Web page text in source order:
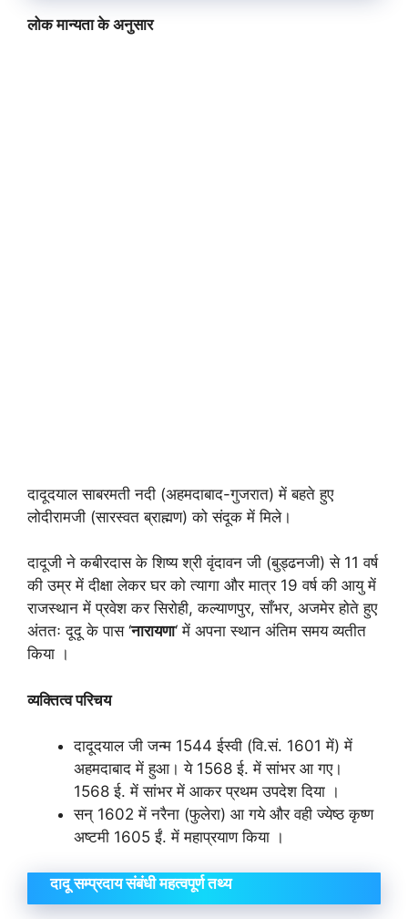
लोक मान्यता के अनुसार
दादूदयाल साबरमती नदी (अहमदाबाद-गुजरात) में बहते हुए
लोदीरामजी (सारस्वत ब्राह्मण) को संदूक में मिले।
दादूजी ने कबीरदास के शिष्य श्री वृंदावन जी (बुड्ढनजी) से 11 वर्ष
की उम्र में दीक्षा लेकर घर को त्यागा और मात्र 19 वर्ष की आयु में
राजस्थान में प्रवेश कर सिरोही, कल्याणपुर, साँभर, अजमेर होते हुए
अंततः दूदू के पास ‘नारायणा‘ में अपना स्थान अंतिम समय व्यतीत
किया ।
व्यक्तित्व परिचय
दादूदयाल जी जन्म 1544 ईस्वी (वि.सं. 1601 में) में
अहमदाबाद में हुआ। ये 1568 ई. में सांभर आ गए।
1568 ई. में सांभर में आकर प्रथम उपदेश दिया ।
सन् 1602 में नरैना (फुलेरा) आ गये और वही ज्येष्ठ कृष्ण
अष्टमी 1605 ईं. में महाप्रयाण किया ।
दादू सम्प्रदाय संबंधी महत्वपूर्ण तथ्य